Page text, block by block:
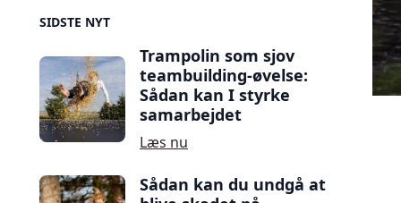
Sidebar
SIDSTE NYT
Trampolin som sjov
teambuilding-øvelse:
Sådan kan I styrke
samarbejdet
Læs nu
Sådan kan du undgå at